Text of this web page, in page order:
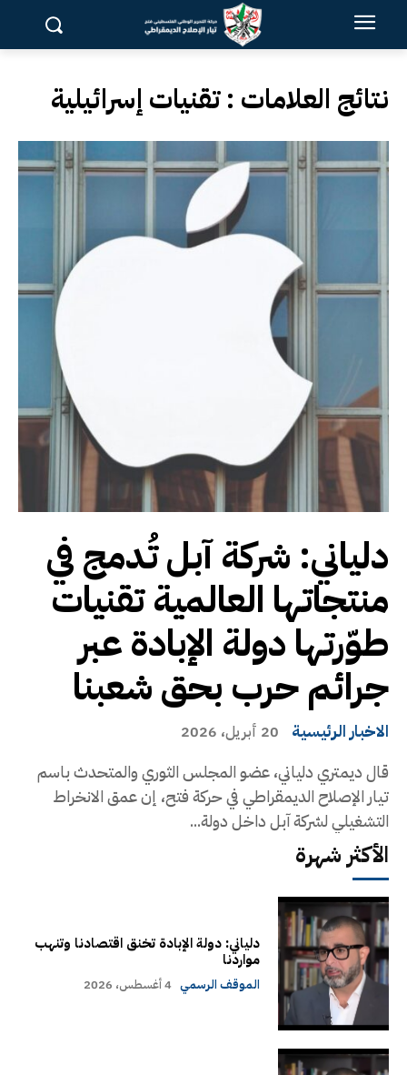
نتائج العلامات :تقنيات إسرائيلية
دلياني: شركة آبل تُدمج في
منتجاتها العالمية تقنيات
طوّرتها دولة الإبادة عبر
جرائم حرب بحق شعبنا
الاخبار الرئيسية 20 أبريل، 2026
قال ديمتري دلياني، عضو المجلس الثوري والمتحدث باسم
تيار الإصلاح الديمقراطي في حركة فتح، إن عمق الانخراط
التشغيلي لشركة آبل داخل دولة...
الأكثر شهرة
دلياني: دولة الإبادة تخنق اقتصادنا وتنهب
مواردنا
الموقف الرسمي 4 أغسطس، 2026